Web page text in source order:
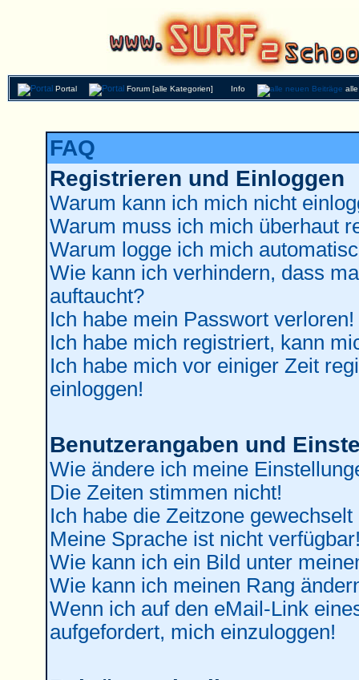
Portal Forum [alle Kategorien] Info
FAQ
Registrieren und Einloggen
Warum kann ich mich nicht
Warum muss ich mich überhaut
Warum logge ich mich
Wie kann ich verhindern, dass
auftaucht?
Ich habe mein Passwort verloren!
Ich habe mich registriert, kann
Ich habe mich vor einiger Zeit
einloggen!
Benutzerangaben und
Wie ändere ich meine
Die Zeiten stimmen nicht!
Ich habe die Zeitzone
Meine Sprache ist nicht
Wie kann ich ein Bild unter
Wie kann ich meinen Rang
Wenn ich auf den eMail-Link
aufgefordert, mich einzuloggen!